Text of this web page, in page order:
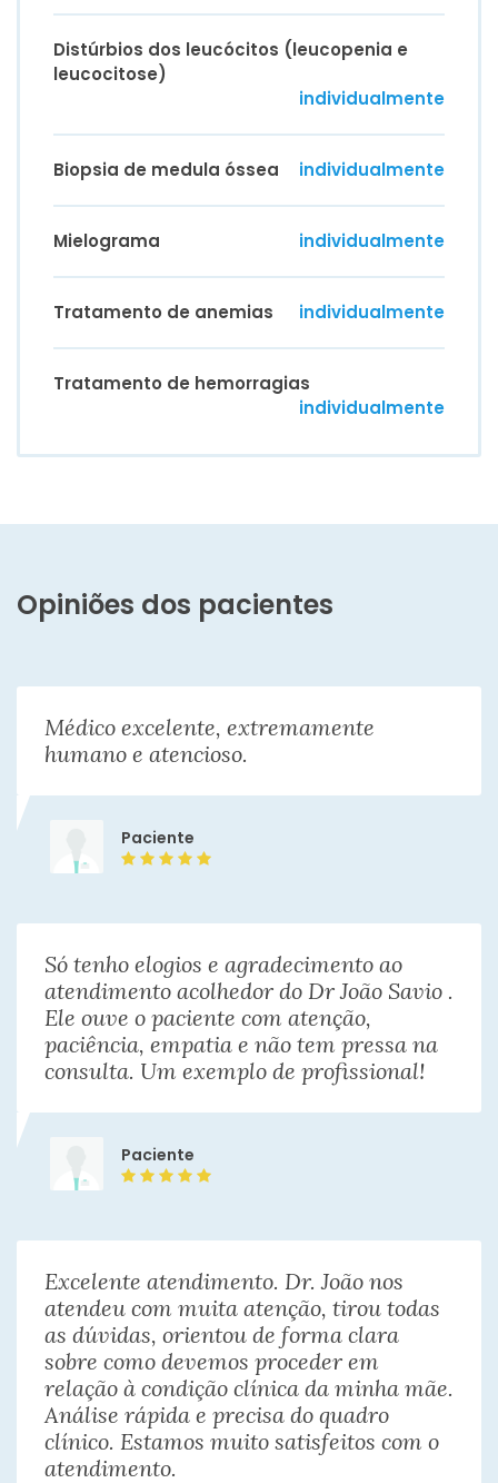
Distúrbios dos leucócitos (leucopenia e
leucocitose)
individualmente
Biopsia de medula óssea individualmente
Mielograma individualmente
Tratamento de anemias individualmente
Tratamento de hemorragias
individualmente
Opiniões dos pacientes
Médico excelente, extremamente
humano e atencioso.
Paciente
Só tenho elogios e agradecimento ao
atendimento acolhedor do Dr João Savio .
Ele ouve o paciente com atenção,
paciência, empatia e não tem pressa na
consulta. Um exemplo de profissional!
Paciente
Excelente atendimento. Dr. João nos
atendeu com muita atenção, tirou todas
as dúvidas, orientou de forma clara
sobre como devemos proceder em
relação à condição clínica da minha mãe.
Análise rápida e precisa do quadro
clínico. Estamos muito satisfeitos com o
atendimento.